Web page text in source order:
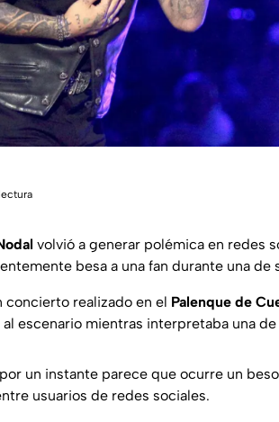
volvió a generar polémica en redes
besa a una fan durante una de
concierto realizado en el Palenque de
escenario mientras interpretaba una de
un instante parece que ocurre un
usuarios de redes sociales.